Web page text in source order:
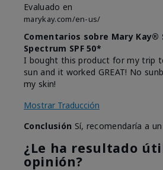
Evaluado en
marykay.com/en-us/
Comentarios sobre Mary Kay®
Spectrum SPF 50*
I bought this product for my trip
sun and it worked GREAT! No
my skin!
Mostrar Traducción
Conclusión Sí, recomendaría a
¿Le ha resultado
opinión?